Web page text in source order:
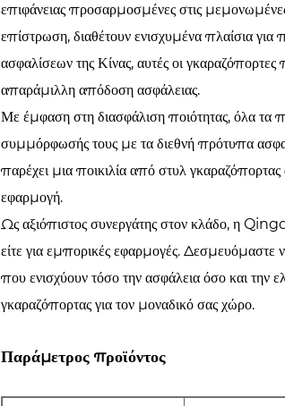
επιφάνειας προσαρμοσμένες στις
επίστρωση, διαθέτουν ενισχυμένα πλαίσια
ασφαλίσεων της Κίνας, αυτές οι γκαραζόπορτες
απαράμιλλη απόδοση ασφάλειας.
Με έμφαση στη διασφάλιση ποιότητας, όλα τα
συμμόρφωσής τους με τα διεθνή πρότυπα
παρέχει μια ποικιλία από στυλ γκαραζόπορτας
εφαρμογή.
Ως αξιόπιστος συνεργάτης στον κλάδο, η
είτε για εμπορικές εφαρμογές. Δεσμευόμαστε
που ενισχύουν τόσο την ασφάλεια όσο και την
γκαραζόπορτας για τον μοναδικό σας χώρο.
Παράμετρος προϊόντος